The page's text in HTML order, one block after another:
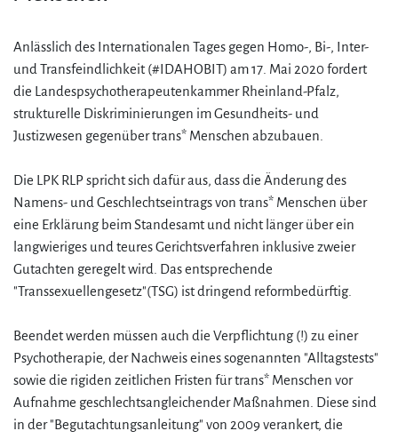
Anlässlich des Internationalen Tages gegen Homo-, Bi-, Inter-
und Transfeindlichkeit (#IDAHOBIT) am 17. Mai 2020 fordert
die Landespsychotherapeutenkammer Rheinland-Pfalz,
strukturelle Diskriminierungen im Gesundheits- und
Justizwesen gegenüber trans* Menschen abzubauen.
Die LPK RLP spricht sich dafür aus, dass die Änderung des
Namens- und Geschlechtseintrags von trans* Menschen über
eine Erklärung beim Standesamt und nicht länger über ein
langwieriges und teures Gerichtsverfahren inklusive zweier
Gutachten geregelt wird. Das entsprechende
"Transsexuellengesetz"(TSG) ist dringend reformbedürftig.
Beendet werden müssen auch die Verpflichtung (!) zu einer
Psychotherapie, der Nachweis eines sogenannten "Alltagstests"
sowie die rigiden zeitlichen Fristen für trans* Menschen vor
Aufnahme geschlechtsangleichender Maßnahmen. Diese sind
in der "Begutachtungsanleitung" von 2009 verankert, die